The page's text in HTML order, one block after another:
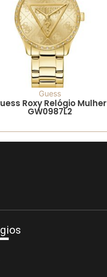
Guess
Roxy Relógio Mulher
GW0987L2